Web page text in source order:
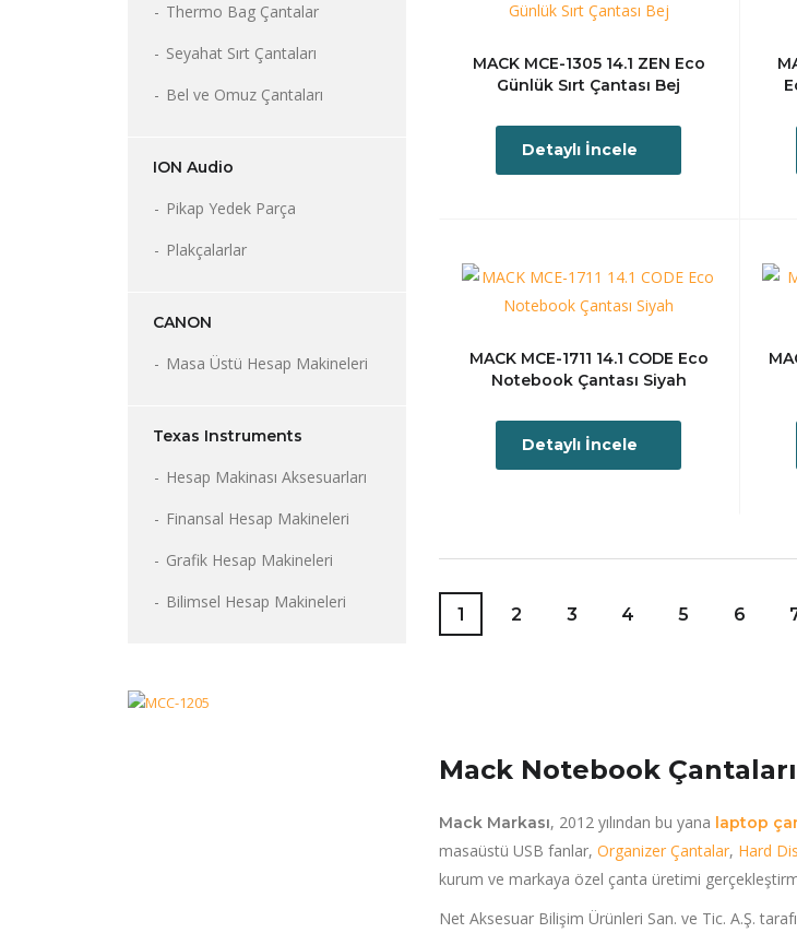
MACK MCE-1305 14.1 ZEN Eco
Günlük Sırt Çantası Bej
Detaylı İncele
MACK MCE-1711 14.1 CODE Eco
Notebook Çantası Siyah
Detaylı İncele
1 2 3 4 5 6
Mack Notebook Çantaları
Mack Markası, 2012 yılından bu yana laptop
masaüstü USB fanlar, Organizer Çantalar, Hard
kurum ve markaya özel çanta üretimi
Net Aksesuar Bilişim Ürünleri San. ve Tic. A.Ş.
Thermo Bag Çantalar
Seyahat Sırt Çantaları
Bel ve Omuz Çantaları
ION Audio
Pikap Yedek Parça
Plakçalarlar
CANON
Masa Üstü Hesap Makineleri
Texas Instruments
Hesap Makinası Aksesuarları
Finansal Hesap Makineleri
Grafik Hesap Makineleri
Bilimsel Hesap Makineleri